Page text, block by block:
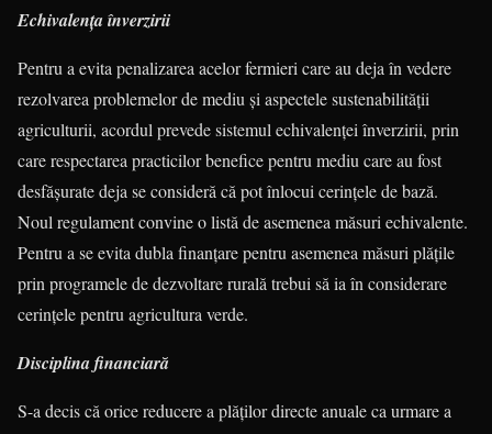
Echivalența înverzirii
Pentru a evita penalizarea acelor fermieri care au deja în vedere
rezol­varea problemelor de mediu și aspectele sustenabilității
agriculturii, acordul pre­vede sistemul echivalenței înverzirii, prin
care respectarea practicilor benefice pentru mediu care au fost
desfășurate deja se consideră că pot înlocui cerințele de bază.
Noul regulament convine o listă de asemenea măsuri echivalente.
Pen­tru a se evita dubla finanțare pentru ase­me­nea măsuri plățile
prin programele de dez­voltare rurală trebui să ia în consi­de­rare
cerințele pentru agricultura verde.
Disciplina financiară
S-a decis că orice reducere a plă­ților directe anuale ca urmare a